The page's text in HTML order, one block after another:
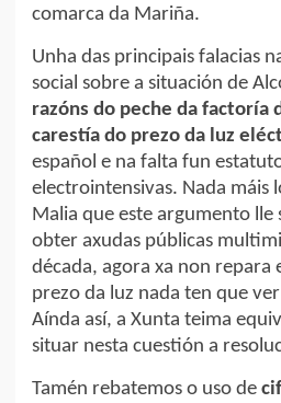
comarca da Mariña.
Unha das principais falacias
social sobre a situación de
razóns do peche da factoría
carestía do prezo da luz
español e na falta fun
electrointensivas. Nada máis
Malia que este argumento lle
obter axudas públicas
década, agora xa non repara
prezo da luz nada ten que
Aínda así, a Xunta teima
situar nesta cuestión a
Tamén rebatemos o uso de